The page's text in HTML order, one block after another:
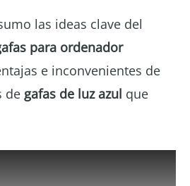
las ideas clave del
para ordenador
e inconvenientes de
de gafas de luz azul que